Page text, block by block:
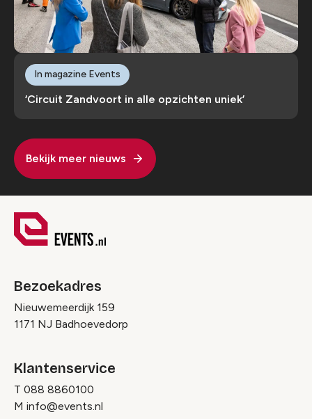
‘Circuit Zandvoort in alle opzichten uniek’
In magazine Events
Bekijk meer nieuws
Bezoekadres
Nieuwemeerdijk 159
1171 NJ Badhoevedorp
Klantenservice
T 088 8860100
M info@events.nl